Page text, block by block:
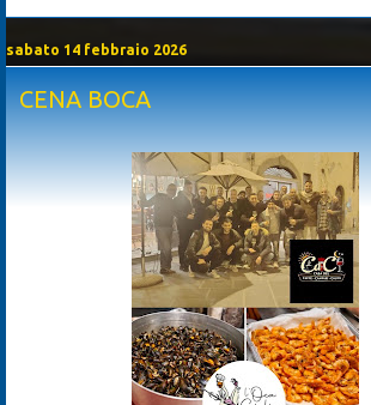
sabato 14 febbraio 2026
CENA BOCA